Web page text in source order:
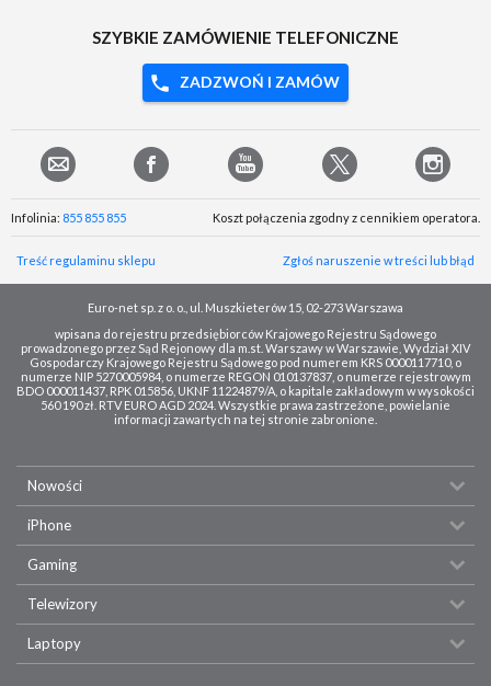
SZYBKIE ZAMÓWIENIE TELEFONICZNE
ZADZWOŃ I ZAMÓW
Infolinia: 855 855 855 Koszt połączenia zgodny z cennikiem operatora.
Treść regulaminu sklepu Zgłoś naruszenie w treści lub błąd
Euro-net sp. z o. o., ul. Muszkieterów 15, 02-273 Warszawa
wpisana do rejestru przedsiębiorców Krajowego Rejestru Sądowego
prowadzonego przez Sąd Rejonowy dla m.st. Warszawy w Warszawie, Wydział XIV
Gospodarczy Krajowego Rejestru Sądowego pod numerem KRS 0000117710, o
numerze NIP 5270005984, o numerze REGON 010137837, o numerze rejestrowym
BDO 000011437, RPK 015856, UKNF 11224879/A, o kapitale zakładowym w wysokości
560 190 zł. RTV EURO AGD 2024. Wszystkie prawa zastrzeżone, powielanie
informacji zawartych na tej stronie zabronione.
Nowości
iPhone
Gaming
Telewizory
Laptopy